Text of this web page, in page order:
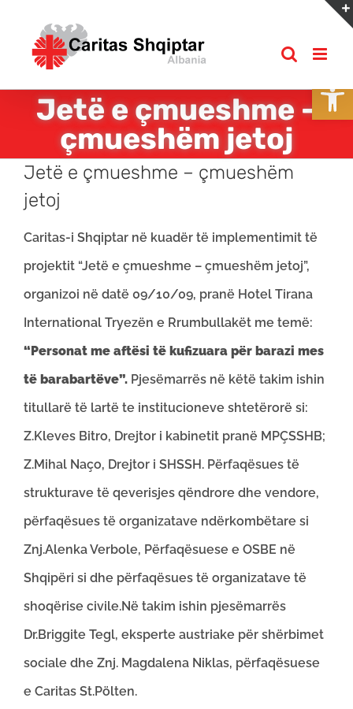
content
Jetë e çmueshme –
çmueshëm jetoj
Jetë e çmueshme – çmueshëm
jetoj
Caritas-i Shqiptar në kuadër të implementimit të
projektit “Jetë e çmueshme – çmueshëm jetoj”,
organizoi në datë 09/10/09, pranë Hotel Tirana
International Tryezën e Rrumbullakët me temë:
“Personat me aftësi të kufizuara për barazi mes
të barabartëve”. Pjesëmarrës në këtë takim ishin
titullarë të lartë te institucioneve shtetërorë si:
Z.Kleves Bitro, Drejtor i kabinetit pranë MPÇSSHB;
Z.Mihal Naço, Drejtor i SHSSH. Përfaqësues të
strukturave të qeverisjes qëndrore dhe vendore,
përfaqësues të organizatave ndërkombëtare si
Znj.Alenka Verbole, Përfaqësuese e OSBE në
Shqipëri si dhe përfaqësues të organizatave të
shoqërise civile.Në takim ishin pjesëmarrës
Dr.Briggite Tegl, eksperte austriake për shërbimet
sociale dhe Znj. Magdalena Niklas, përfaqësuese
e Caritas St.Pölten.